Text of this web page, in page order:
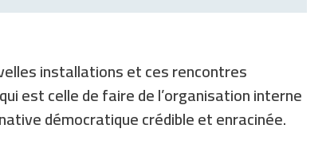
installations et ces rencontres
est celle de faire de l’organisation interne
démocratique crédible et enracinée.